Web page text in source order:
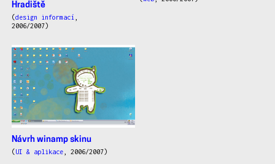
Hradiště
(design informací
2006/2007)
Návrh winamp skinu
( UI & aplikace, 2006/2007)